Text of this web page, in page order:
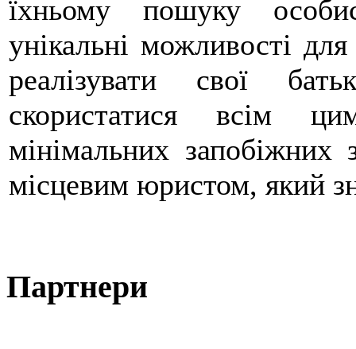
їхньому пошуку
унікальні можливості
реалізувати свої
скористатися всім
мінімальних запобіжних
місцевим юристом, який
Партнери